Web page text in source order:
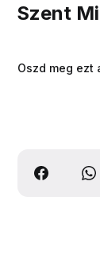
Szent
Oszd meg ezt